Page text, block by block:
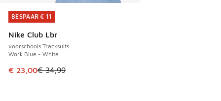
BESPAAR € 11
Nike Club Lbr
voorschools Tracksuits
Work Blue - White
Dit artikel is in de uitverkoop. Dit artikel is in de
€ 23,00€ 34,99
BESPAAR € 11